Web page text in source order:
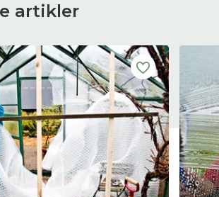
artikler